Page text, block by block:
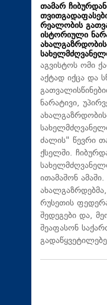
თამარ
რეალობის
ისტორიული
აგვისტოს ომი
აქტად იქცა და
ნარატივი,
ძალის" წევრი
ქსელში.
ითამაშონ
რუსეთის
შედეგები და,
შეაფასონ